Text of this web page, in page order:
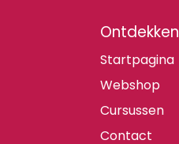
Ontdekken
Startpagina
Webshop
Cursussen
Contact